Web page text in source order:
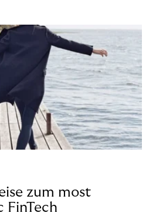
zum most
FinTech